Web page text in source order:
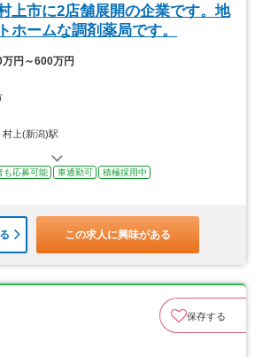
上市に2店舗展開の企業です。地
ホームな調剤薬局です。
万円～600万円
村上(新潟)駅
も応募可能 車通勤可
積極採用中
この求人に興味がある
保存する